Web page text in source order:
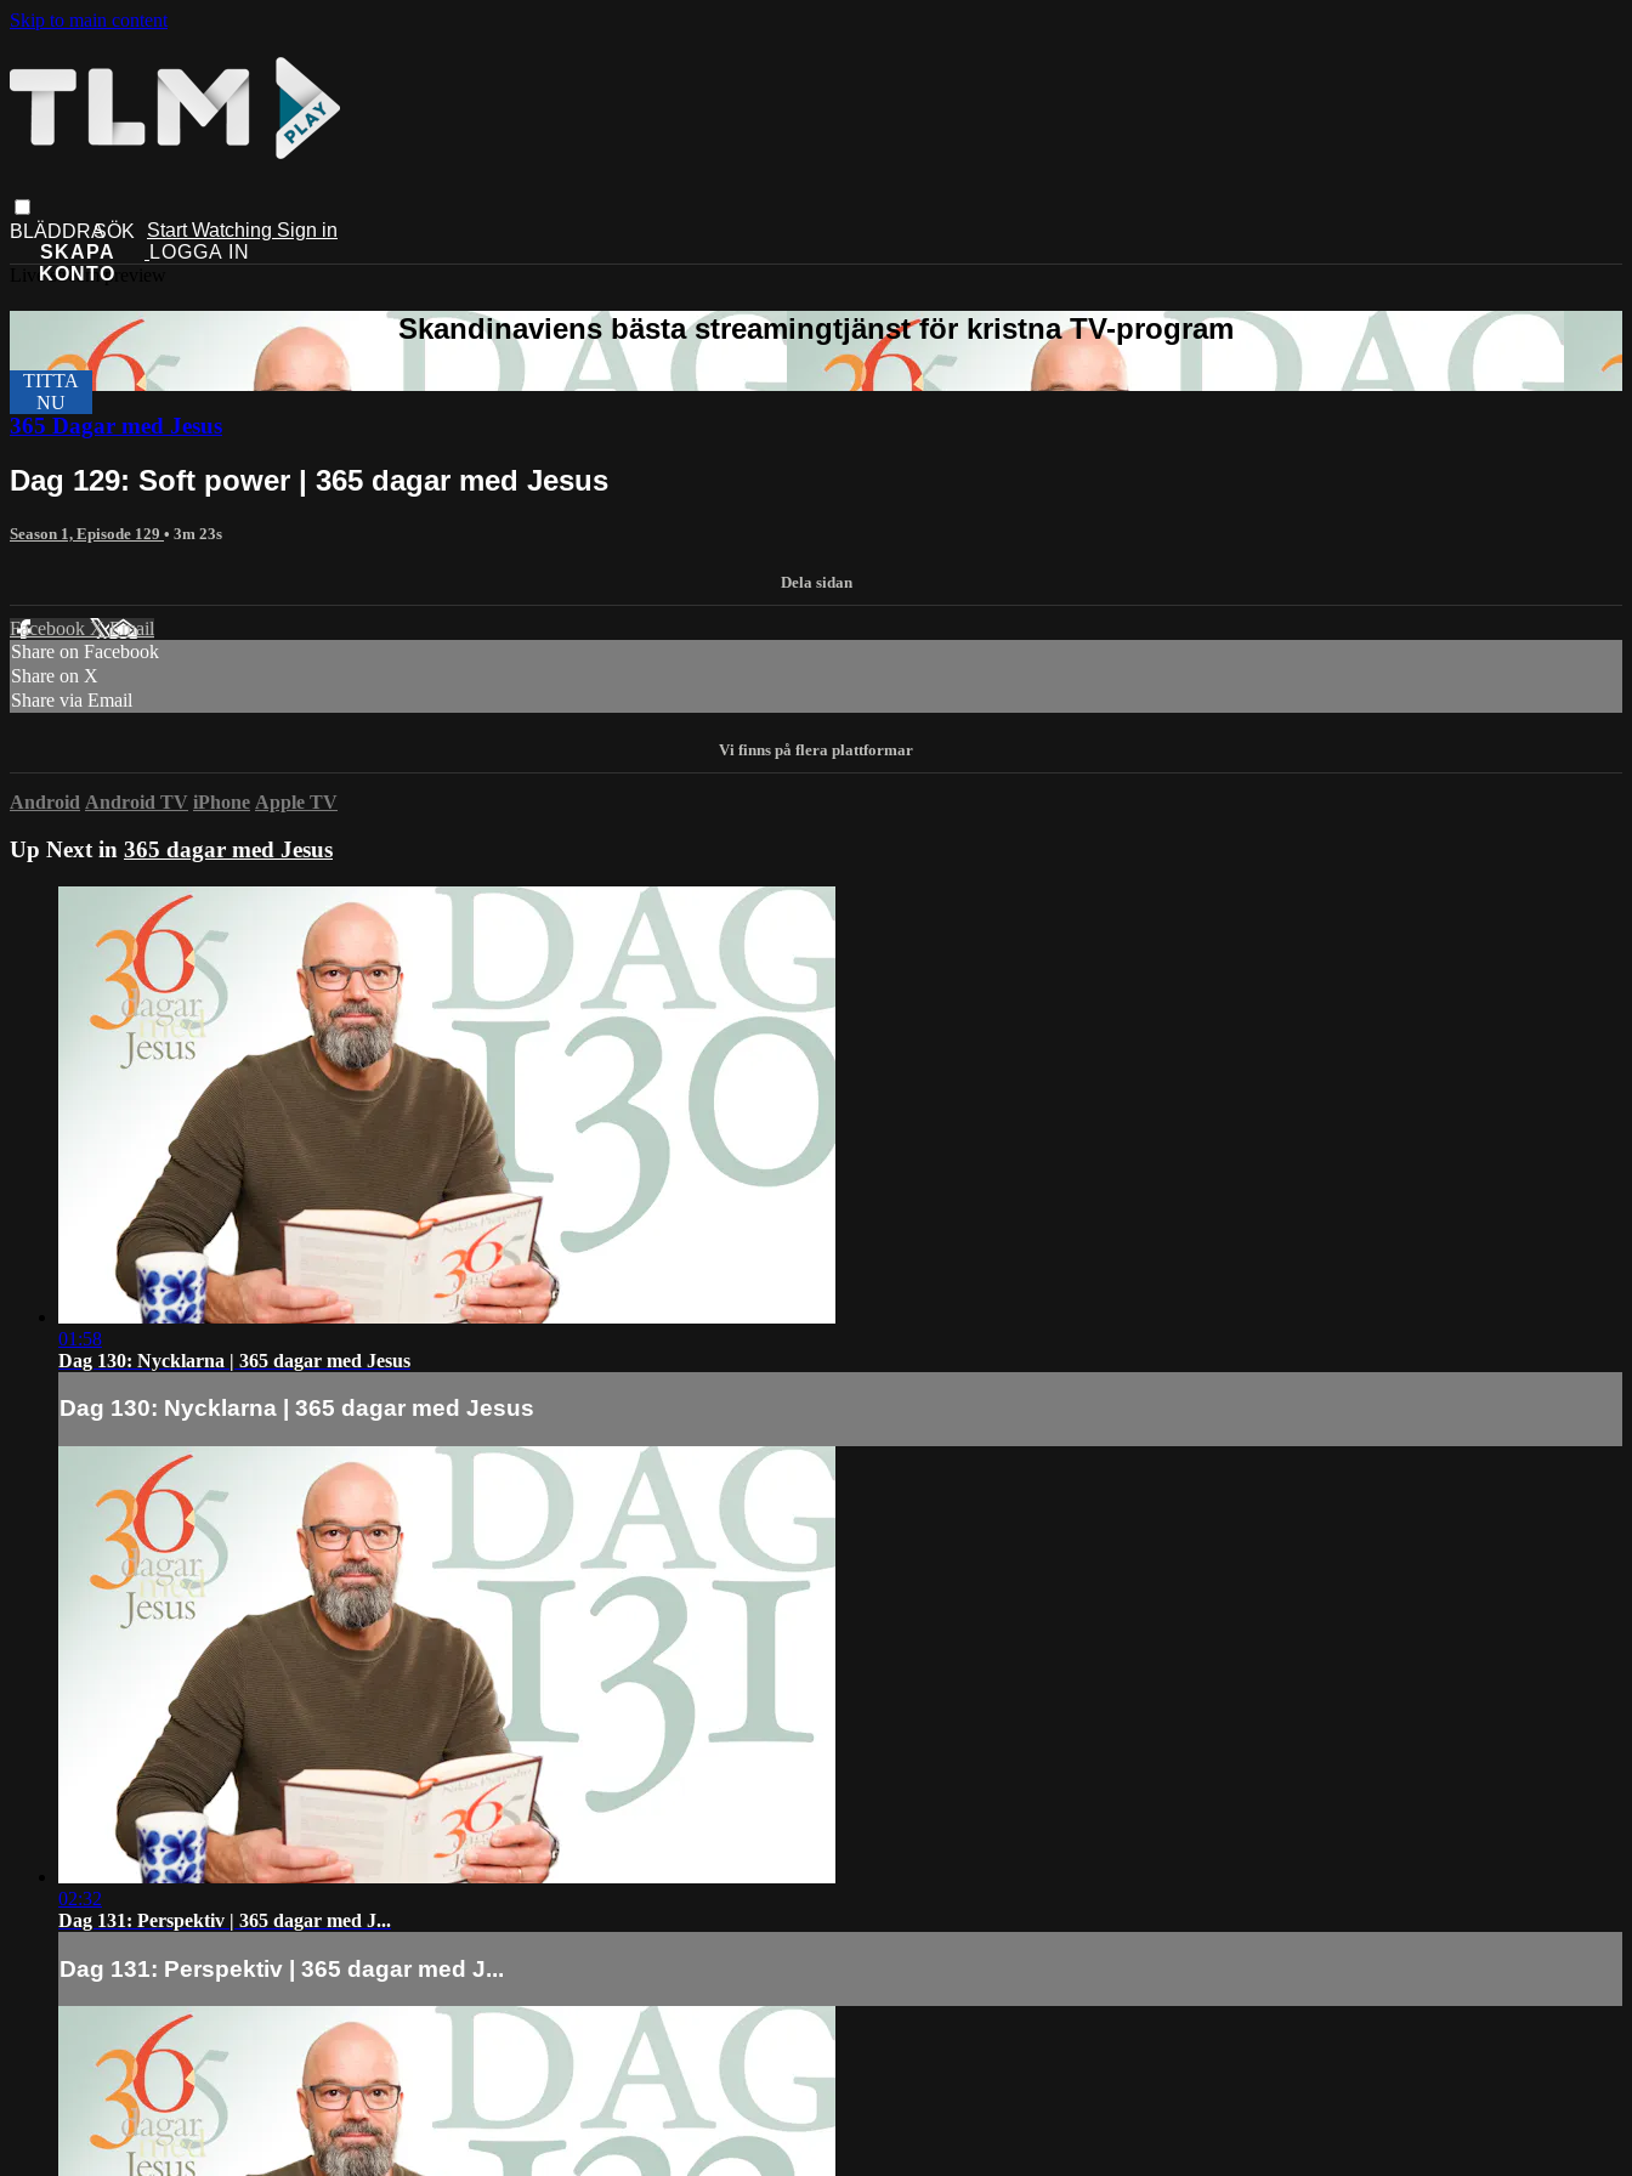
Skip to main content
Start Watching Sign in
Live stream preview
365 Dagar med Jesus
Dag 129: Soft power | 365 dagar med Jesus
Season 1, Episode 129 • 3m 23s
Facebook XEmail
Share on Facebook
Share on X
Share via Email
Android Android TV iPhone Apple TV
Up Next in 365 dagar med Jesus
01:58
Dag 130: Nycklarna | 365 dagar med Jesus
Dag 130: Nycklarna | 365 dagar med Jesus
02:32
Dag 131: Perspektiv | 365 dagar med J...
Dag 131: Perspektiv | 365 dagar med J...